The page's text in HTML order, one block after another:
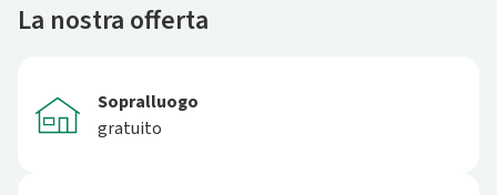
La nostra offerta
Sopralluogo
gratuito